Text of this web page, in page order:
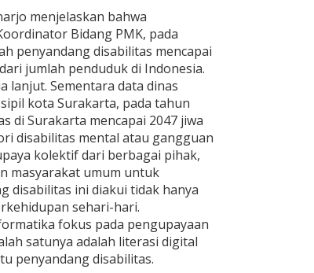
menjelaskan bahwa
Bidang PMK, pada
penyandang disabilitas mencapai
jumlah penduduk di Indonesia.
lanjut. Sementara data dinas
kota Surakarta, pada tahun
di Surakarta mencapai 2047 jiwa
disabilitas mental atau gangguan
kolektif dari berbagai pihak,
masyarakat umum untuk
disabilitas ini diakui tidak hanya
sehari-hari.
fokus pada pengupayaan
satunya adalah literasi digital
penyandang disabilitas.